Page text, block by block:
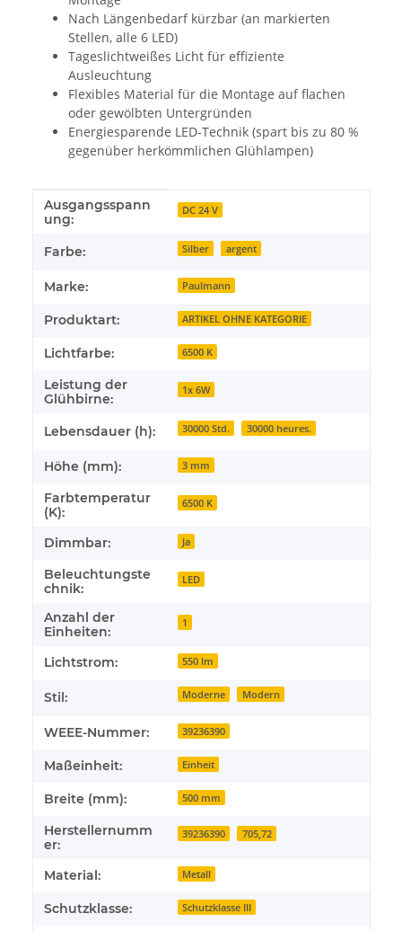
Nach Längenbedarf kürzbar (an markierten
Stellen, alle 6 LED)
Tageslichtweißes Licht für effiziente
Ausleuchtung
Flexibles Material für die Montage auf flachen
oder gewölbten Untergründen
Energiesparende LED-Technik (spart bis zu 80 %
gegenüber herkömmlichen Glühlampen)
Produkteigenschaft
Wert
Ausgangsspann
ung:
DC 24 V
Farbe: Silber argent
Marke: Paulmann
Produktart: ARTIKEL OHNE KATEGORIE
Lichtfarbe: 6500 K
Leistung der
Glühbirne:
1x 6W
Lebensdauer (h): 30000 Std. 30000 heures.
Höhe (mm): 3 mm
Farbtemperatur
(K):
6500 K
Dimmbar: Ja
Beleuchtungste
chnik:
LED
Anzahl der
Einheiten:
1
Lichtstrom: 550 lm
Stil: Moderne Modern
WEEE-Nummer: 39236390
Maßeinheit: Einheit
Breite (mm): 500 mm
Herstellernumm
er:
39236390 705,72
Material: Metall
Schutzklasse: Schutzklasse III